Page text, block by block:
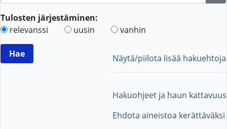
Tulosten järjestäminen:
relevanssi
uusin vanhin
Näytä/piilota lisää hakuehtoja
Hakuohjeet ja haun kattavuus
Ehdota aineistoa kerättäväksi